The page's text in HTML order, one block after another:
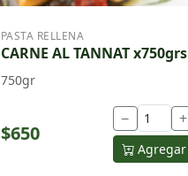
PASTA RELLENA
CARNE AL TANNAT x750grs
750gr
$650
− +
Agregar